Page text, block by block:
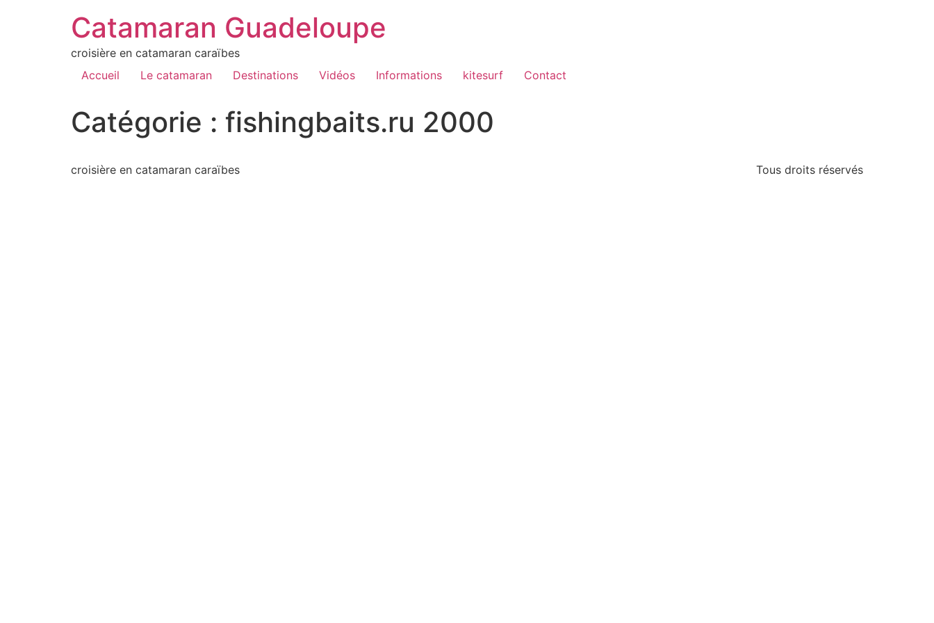
Catamaran Guadeloupe
croisière en catamaran caraïbes
Accueil
Le catamaran Destinations Vidéos Informations kitesurf Contact
Catégorie : fishingbaits.ru 2000
croisière en catamaran caraïbes Tous droits réservés